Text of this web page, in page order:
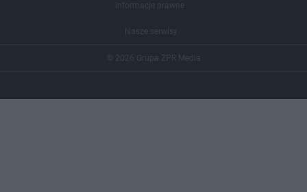
Informacje prawne
Nasze serwisy
© 2026 Grupa ZPR Media